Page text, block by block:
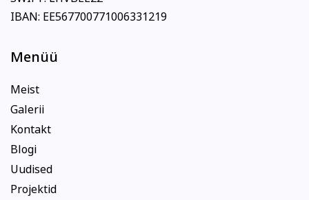
IBAN: EE567700771006331219
Menüü
Meist
Galerii
Kontakt
Blogi
Uudised
Projektid